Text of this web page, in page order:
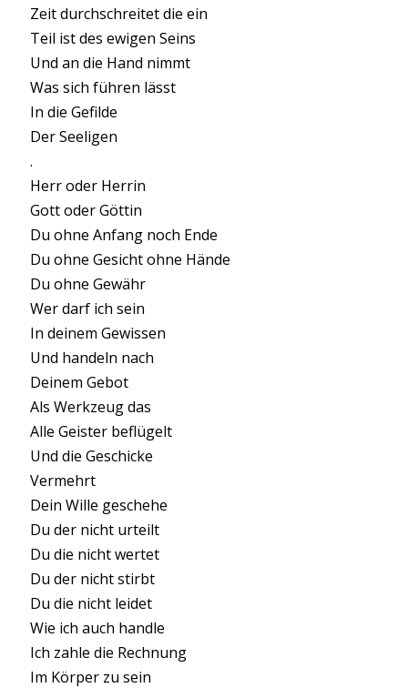
Zeit durchschreitet die ein
Teil ist des ewigen Seins
Und an die Hand nimmt
Was sich führen lässt
In die Gefilde
Der Seeligen
.
Herr oder Herrin
Gott oder Göttin
Du ohne Anfang noch Ende
Du ohne Gesicht ohne Hände
Du ohne Gewähr
Wer darf ich sein
In deinem Gewissen
Und handeln nach
Deinem Gebot
Als Werkzeug das
Alle Geister beflügelt
Und die Geschicke
Vermehrt
Dein Wille geschehe
Du der nicht urteilt
Du die nicht wertet
Du der nicht stirbt
Du die nicht leidet
Wie ich auch handle
Ich zahle die Rechnung
Im Körper zu sein